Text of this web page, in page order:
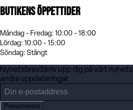
Butikens öppettider
Måndag - Fredag: 10:00 - 18:00
Lördag: 10:00 - 15:00
Söndag: Stängt
NyhetsbrevSkriv upp dig på vårt
andra uppdateringar.
Prenumerera